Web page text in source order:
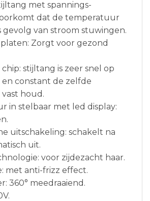
met spannings-
dat de temperatuur
gevolg van stroom stuwingen.
Zorgt voor gezond
stijltang is zeer snel op
constant de zelfde
houd.
in stelbaar met led display:
uitschakeling: schakelt na
uit.
voor zijdezacht haar.
met anti-frizz effect.
360° meedraaiend.